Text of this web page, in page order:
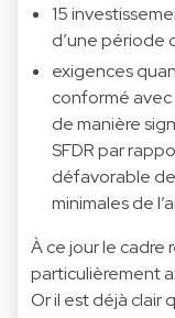
15
d’une période
exigences
conformé avec
de manière
SFDR par
défavorable de
minimales de
À ce jour le cadre
particulièrement
Or il est déjà clair